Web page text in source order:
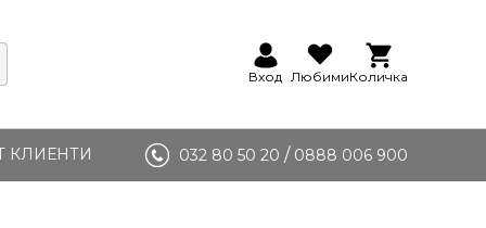
Вход ЛюбимиКоличка
КЛИЕНТИ 032 80 50 20 / 0888 006 900